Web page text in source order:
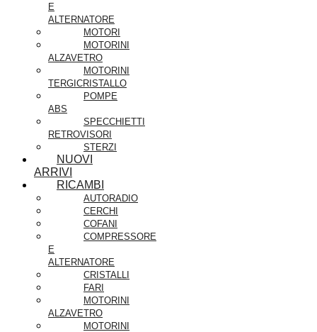
E
ALTERNATORE
MOTORI
MOTORINI
ALZAVETRO
MOTORINI
TERGICRISTALLO
POMPE
ABS
SPECCHIETTI
RETROVISORI
STERZI
NUOVI
ARRIVI
RICAMBI
AUTORADIO
CERCHI
COFANI
COMPRESSORE
E
ALTERNATORE
CRISTALLI
FARI
MOTORINI
ALZAVETRO
MOTORINI